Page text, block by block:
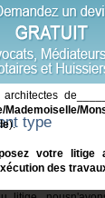
de
Mademoiselle/
).
votre litige
des travaux
type